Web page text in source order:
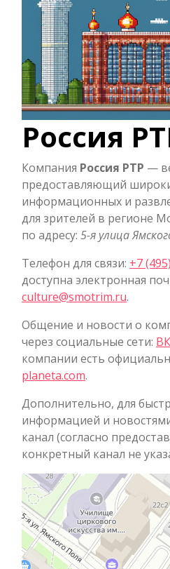
Россия
Компания Россия РТР —
предоставляющий
информационных и
для зрителей в регионе
по адресу: 5-я улица
Телефон для связи: +7
доступна электронная
culture@smotrim.ru.
Общение и новости о
через социальные сети:
компании есть
planeta.com.
Дополнительно, для
информацией и
канал (согласно
конкретный канал не